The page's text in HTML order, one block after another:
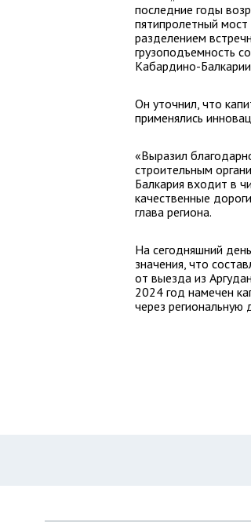
последние годы
пятипролетный
разделением
грузоподъемность
Кабардино-
Он уточнил, что
применялись
«Выразил
строительным
Балкария входит в
качественные
глава региона.
На сегодняшний
значения, что
от выезда из
2024 год намечен
через